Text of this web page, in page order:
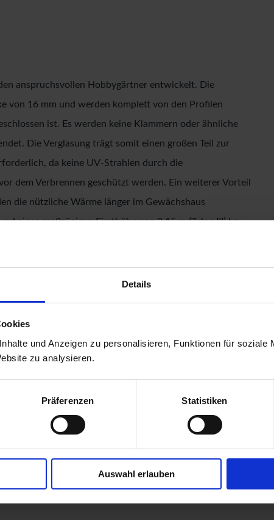
Details
und Anzeigen zu personalisieren, Funktionen für soziale
zu analysieren.
Präferenzen Statistiken
Auswahl erlauben
anspruchsvollen Hobbygärtner entwickelt. Die
von 16 mm und werden komplett von den Profilen
ist. Es werden keine Klammern oder ähnliche
Die Verglasung trägt somit einen großen Teil zur
da keine UV-Strahlen durch die
dem Verbrennen geschützt werden. Ein weiterer Vorteil
die nützliche Wärme länger im Gewächshaus
einer großzügigen Firsthöhe von 2,15 m (Tulpe III) bzw.
vorhanden. So können auch Tomaten und Gurken
Neben der geteilten Drehtür und dem
Tulpe über ein Dachfenster mit automatischem
gewährleistet. Um zu sichern was Ihnen lieb ist, ist im
Drückergarnitur enthalten. Das Design der
Türscharniere abgerundet. Mit dem
Regenrinne mit Fallrohren (Länge: 1,40 m). Alle
einem Stück ausgeführt und sorgen für extra hohe